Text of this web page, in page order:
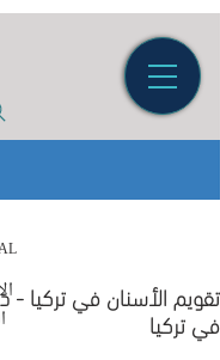
تقويم الأسنان في تركيا -
في تركيا